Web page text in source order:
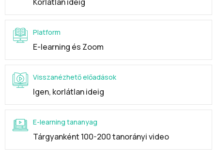
Platform
E-learning és Zoom
Visszanézhető előadások
Igen, korlátlan ideig
E-learning tananyag
Tárgyanként 100-200 tanorányi video